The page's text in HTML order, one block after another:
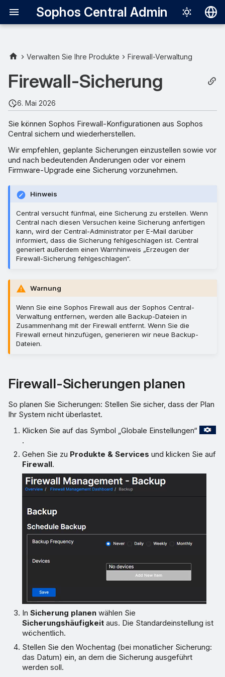
Sophos Central Admin
English
Italiano
日本語
한국어
Português
zum Sicherungs-Zeitplan
Hochverfügbarkeits-
Sicherungszeitplan
entfernen
Eine Firewall jetzt sichern
Eine Sicherung permanent
speichern
Aus einer Sicherung
wiederherstellen
Verwalten Sie Ihre Produkte Firewall-Verwaltung
Firewall-Sicherung
6. Mai 2026
Sie können Sophos Firewall-Konfigurationen aus Sophos
Central sichern und wiederherstellen.
Wir empfehlen, geplante Sicherungen einzustellen sowie vor
und nach bedeutenden Änderungen oder vor einem
Firmware-Upgrade eine Sicherung vorzunehmen.
Hinweis
Central versucht fünfmal, eine Sicherung zu erstellen. Wenn
Central nach diesen Versuchen keine Sicherung anfertigen
kann, wird der Central-Administrator per E-Mail darüber
informiert, dass die Sicherung fehlgeschlagen ist. Central
generiert außerdem einen Warnhinweis „Erzeugen der
Firewall-Sicherung fehlgeschlagen“.
Warnung
Wenn Sie eine Sophos Firewall aus der Sophos Central-
Verwaltung entfernen, werden alle Backup-Dateien in
Zusammenhang mit der Firewall entfernt. Wenn Sie die
Firewall erneut hinzufügen, generieren wir neue Backup-
Dateien.
Firewall-Sicherungen planen
So planen Sie Sicherungen: Stellen Sie sicher, dass der Plan
Ihr System nicht überlastet.
Klicken Sie auf das Symbol „Globale Einstellungen“
.
Gehen Sie zu Produkte & Services und klicken Sie auf
Firewall.
InSicherung planen wählen Sie
Sicherungshäufigkeit aus. Die Standardeinstellung ist
wöchentlich.
Stellen Sie den Wochentag (bei monatlicher Sicherung:
das Datum) ein, an dem die Sicherung ausgeführt
werden soll.